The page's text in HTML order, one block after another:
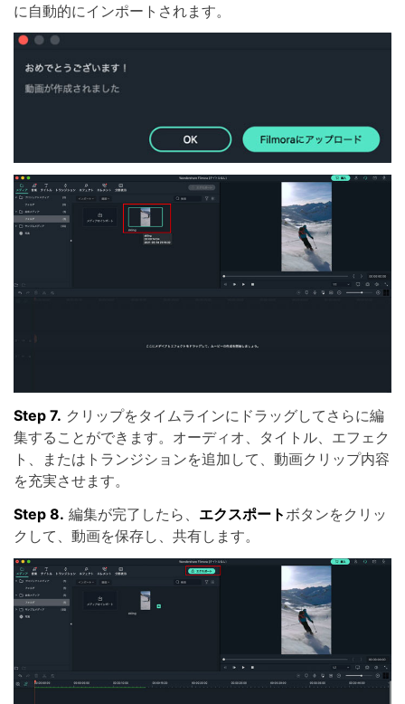
に自動的にインポートされます。
Step 7. クリップをタイムラインにドラッグしてさらに編
集することができます。オーディオ、タイトル、エフェク
ト、またはトランジションを追加して、動画クリップ内容
を充実させます。
Step 8. 編集が完了したら、 エクスポート ボタンをクリッ
クして、動画を保存し、共有します。